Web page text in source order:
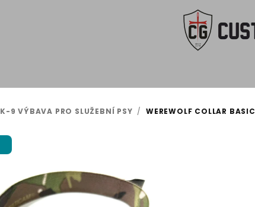
K-9 VÝBAVA PRO SLUŽEBNÍ PSY / WEREWOLF COLLAR BASIC